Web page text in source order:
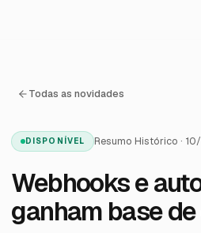
Todas as novidades
DISPONÍVEL Resumo Histórico ·
Webhooks e
ganham base